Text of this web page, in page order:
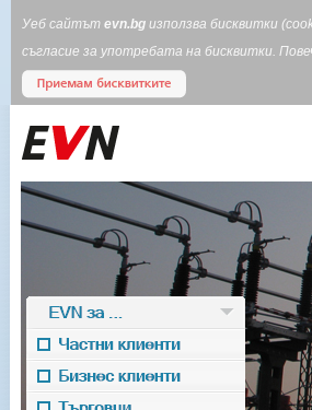
Уеб сайтът evn.bg използва бисквитки
съгласие за употребата на бисквитки.
EVN за ...
Частни клиенти
Бизнес клиенти